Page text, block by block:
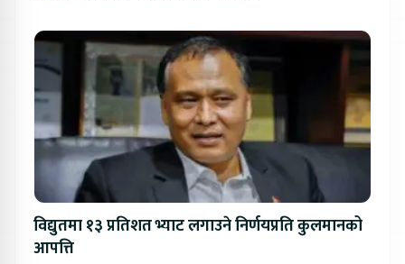
विद्युतमा १३ प्रतिशत भ्याट लगाउने निर्णयप्रति कुलमानको
आपत्ति